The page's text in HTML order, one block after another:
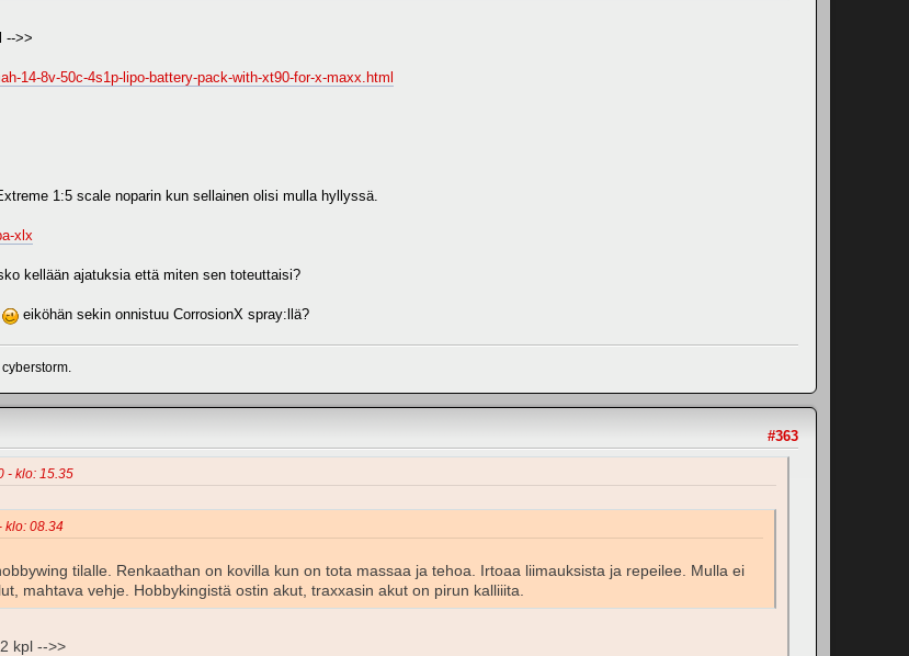
-->>
14-8v-50c-4s1p-lipo-battery-pack-with-xt90-for-x-maxx.html
1:5 scale noparin kun sellainen olisi mulla hyllyssä.
xlx
kellään ajatuksia että miten sen toteuttaisi?
eiköhän sekin onnistuu CorrosionX spray:llä?
cyberstorm.
#363
- klo: 15.35
klo: 08.34
tilalle. Renkaathan on kovilla kun on tota massaa ja tehoa. Irtoaa liimauksista ja repeilee. Mulla ei
mahtava vehje. Hobbykingistä ostin akut, traxxasin akut on pirun kalliiita.
kpl -->>